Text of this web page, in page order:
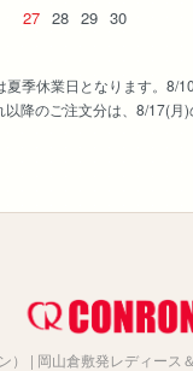
27 28 29 30
夏季休業日となります。8/
降のご注文分は、8/17(月)
） | 岡山倉敷発レディース